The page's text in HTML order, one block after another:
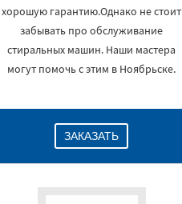
хорошую гарантию.Однако не стоит
забывать про обслуживание
стиральных машин. Наши мастера
могут помочь с этим в Ноябрьске.
ЗАКАЗАТЬ